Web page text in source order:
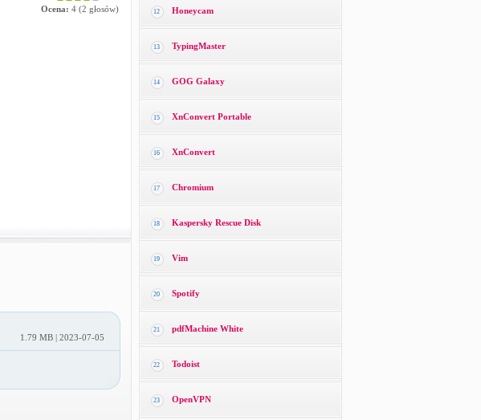
Ocena: 4(2 głosów)
1.79 MB | 2023-07-05
12 Honeycam
13 TypingMaster
14 GOG Galaxy
15 XnConvert Portable
16 XnConvert
17 Chromium
18 Kaspersky Rescue Disk
19 Vim
20 Spotify
21 pdfMachine White
22 Todoist
23 OpenVPN